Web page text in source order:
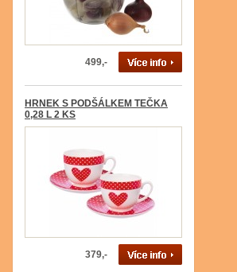
499,-
HRNEK S PODŠÁLKEM TEČKA
0,28 L 2 KS
379,-